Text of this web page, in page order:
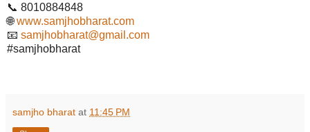
📞 8010884848
🌐www.samjhobharat.com
📧 samjhobharat@gmail.com
#samjhobharat
samjho bharat at 11:45 PM